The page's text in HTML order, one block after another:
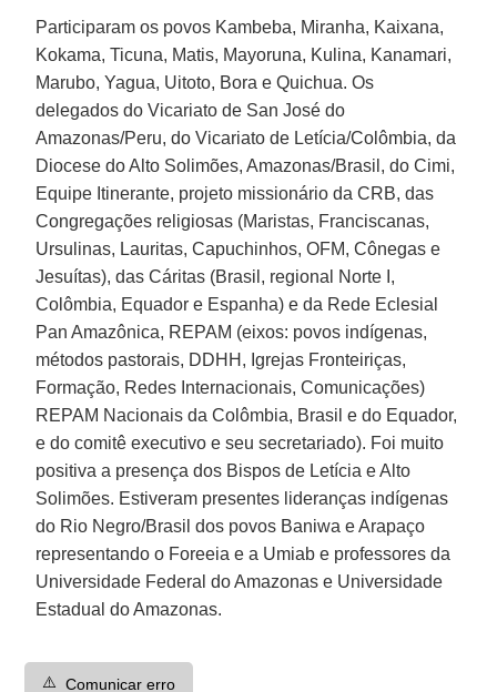
Participaram os povos Kambeba, Miranha, Kaixana,
Kokama, Ticuna, Matis, Mayoruna, Kulina, Kanamari,
Marubo, Yagua, Uitoto, Bora e Quichua. Os
delegados do Vicariato de San José do
Amazonas/Peru, do Vicariato de Letícia/Colômbia, da
Diocese do Alto Solimões, Amazonas/Brasil, do Cimi,
Equipe Itinerante, projeto missionário da CRB, das
Congregações religiosas (Maristas, Franciscanas,
Ursulinas, Lauritas, Capuchinhos, OFM, Cônegas e
Jesuítas), das Cáritas (Brasil, regional Norte I,
Colômbia, Equador e Espanha) e da Rede Eclesial
Pan Amazônica, REPAM (eixos: povos indígenas,
métodos pastorais, DDHH, Igrejas Fronteiriças,
Formação, Redes Internacionais, Comunicações)
REPAM Nacionais da Colômbia, Brasil e do Equador,
e do comitê executivo e seu secretariado). Foi muito
positiva a presença dos Bispos de Letícia e Alto
Solimões. Estiveram presentes lideranças indígenas
do Rio Negro/Brasil dos povos Baniwa e Arapaço
representando o Foreeia e a Umiab e professores da
Universidade Federal do Amazonas e Universidade
Estadual do Amazonas.
⚠️ Comunicar erro